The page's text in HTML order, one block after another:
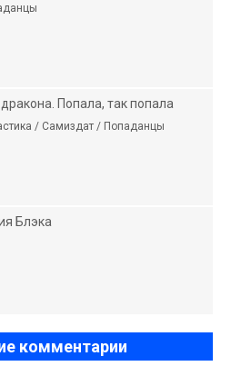
Попала, так попала
/ Самиздат / Попаданцы
Блэка
комментарии